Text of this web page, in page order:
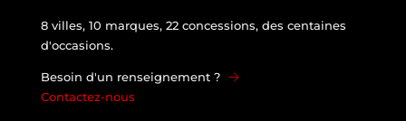
8 villes, 10 marques, 22 concessions, des centaines
d'occasions.
Besoin d'un renseignement ?
Contactez-nous